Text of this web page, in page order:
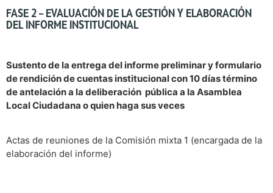
FASE 2 – EVALUACIÓN DE LA GESTIÓN Y ELABORACIÓN
DEL INFORME INSTITUCIONAL
Sustento de la entrega del informe preliminar y formulario
de rendición de cuentas institucional con 10 días término
de antelación a la deliberación pública a la Asamblea
Local Ciudadana o quien haga sus veces
Actas de reuniones de la Comisión mixta 1 (encargada de la
elaboración del informe)